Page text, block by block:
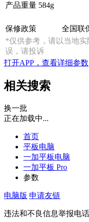
产品重量 584g
保修政策
全国联
*仅供参考，请以当地
误，请投诉
打开APP，查看详细参数
相关搜索
换一批
正在加载中...
首页
平板电脑
一加平板电脑
一加平板 Pro
参数
电脑版 申请友链
违法和不良信息举报电